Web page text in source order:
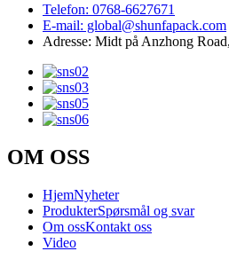
Telefon: 0768-6627671
E-mail: global@shunfapack.com
Adresse: Midt på Anzhong
OM OSS
HjemNyheter
ProdukterSpørsmål og svar
Om ossKontakt oss
Video